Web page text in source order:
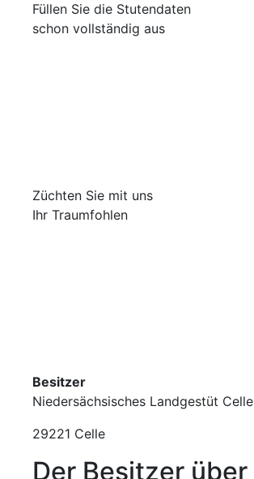
Füllen Sie die Stutendaten
schon vollständig aus
Züchten Sie mit uns
Ihr Traumfohlen
Besitzer
Niedersächsisches Landgestüt Celle
29221 Celle
Der Besitzer über